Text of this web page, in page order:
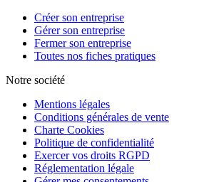
Créer son entreprise
Gérer son entreprise
Fermer son entreprise
Toutes nos fiches pratiques
Notre société
Mentions légales
Conditions générales de vente
Charte Cookies
Politique de confidentialité
Exercer vos droits RGPD
Réglementation légale